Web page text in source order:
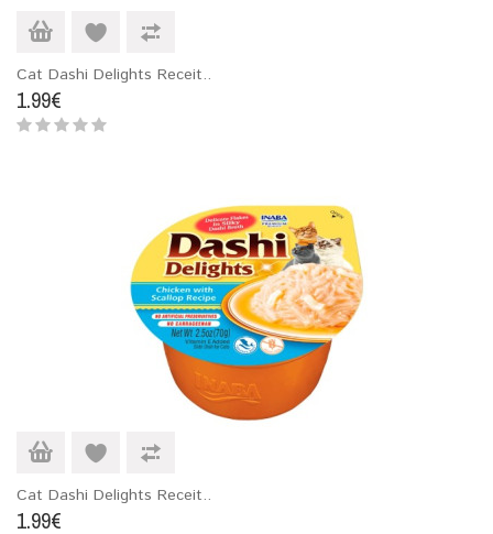
Cat Dashi Delights Receit..
1.99€
Cat Dashi Delights Receit..
1.99€